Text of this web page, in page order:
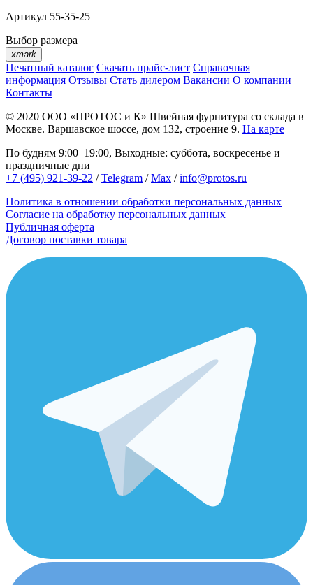
Артикул 55-35-25
Выбор размера
xmark
Печатный каталог Скачать прайс-лист Справочная
информация Отзывы Стать дилером Вакансии О компании
Контакты
© 2020 ООО «ПРОТОС и К» Швейная фурнитура со склада в
Москве. Варшавское шоссе, дом 132, строение 9. На карте
По будням 9:00–19:00, Выходные: суббота, воскресенье и
праздничные дни
+7 (495) 921-39-22 /Telegram /Max /info@protos.ru
Политика в отношении обработки персональных данных
Согласие на обработку персональных данных
Публичная оферта
Договор поставки товара